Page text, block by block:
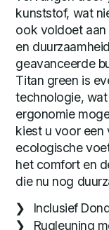
kunststof, wat
ook voldoet
en
geavanceerde
Titan green is
technologie,
ergonomie
kiest u voor
ecologische
het comfort en
die nu nog
Inclusief
Rugleuning